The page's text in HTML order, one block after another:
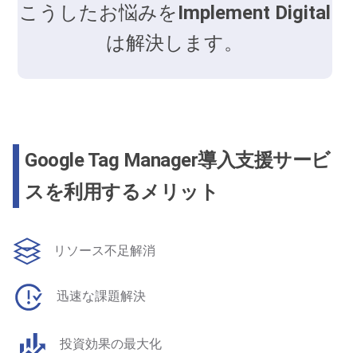
こうしたお悩みをImplement Digital
は解決します。
Google Tag Manager導入支援サービ
スを利用するメリット
リソース不足解消
迅速な課題解決
投資効果の最大化